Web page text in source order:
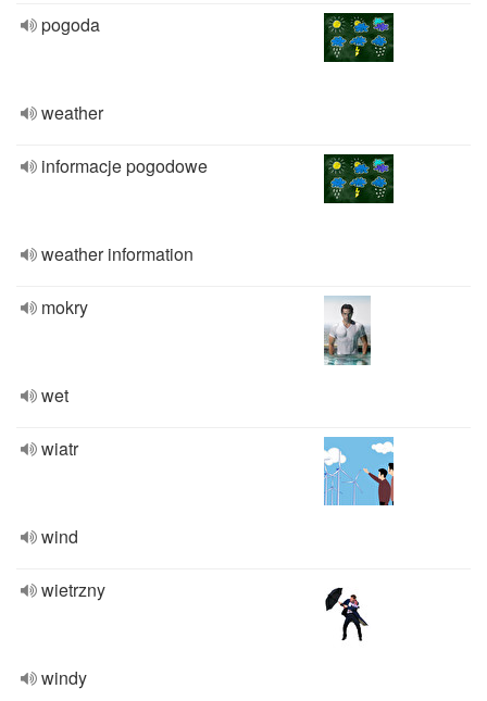
pogoda
weather
informacje pogodowe
weather information
mokry
wet
wiatr
wind
wietrzny
windy